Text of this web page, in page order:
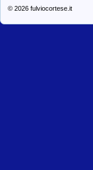
© 2026 fulviocortese.it